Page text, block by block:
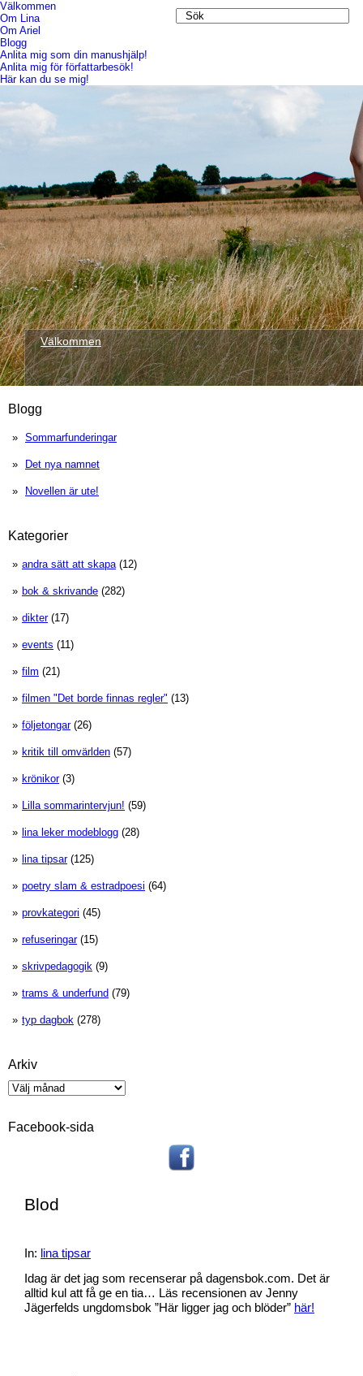
Välkommen
Om Lina
Om Ariel
Blogg
Anlita mig som din manushjälp!
Anlita mig för författarbesök!
Här kan du se mig!
Välkommen
Blogg
Sommarfunderingar
Det nya namnet
Novellen är ute!
Kategorier
andra sätt att skapa(12)
bok & skrivande (282)
dikter(17)
events (11)
film (21)
filmen "Det borde finnas regler" (13)
följetongar(26)
kritik till omvärlden (57)
krönikor(3)
Lilla sommarintervjun! (59)
lina leker modeblogg (28)
lina tipsar(125)
poetry slam & estradpoesi (64)
provkategori (45)
refuseringar(15)
skrivpedagogik (9)
trams & underfund (79)
typ dagbok (278)
Arkiv
Arkiv
Facebook-sida
Blod
In: lina tipsar
Idag är det jag som recenserar på dagensbok.com. Det är
alltid kul att få ge en tia… Läs recensionen av Jenny
Jägerfelds ungdomsbok ”Här ligger jag och blöder” här!